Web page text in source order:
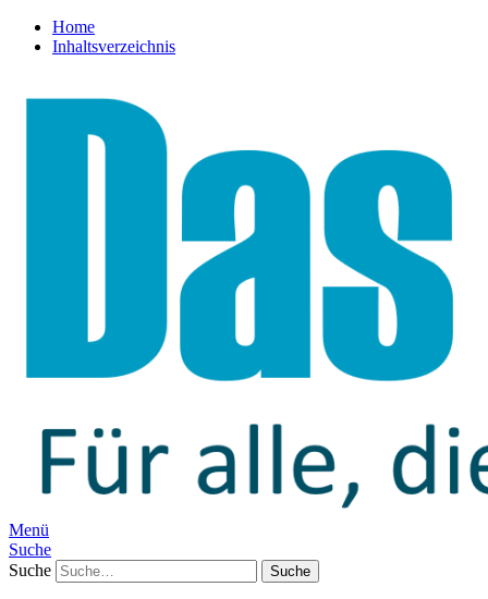
Home
Inhaltsverzeichnis
Menü
Suche
Suche